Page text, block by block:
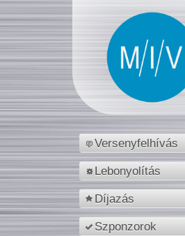
Versenyfelhívás
Lebonyolítás
Díjazás
Szponzorok